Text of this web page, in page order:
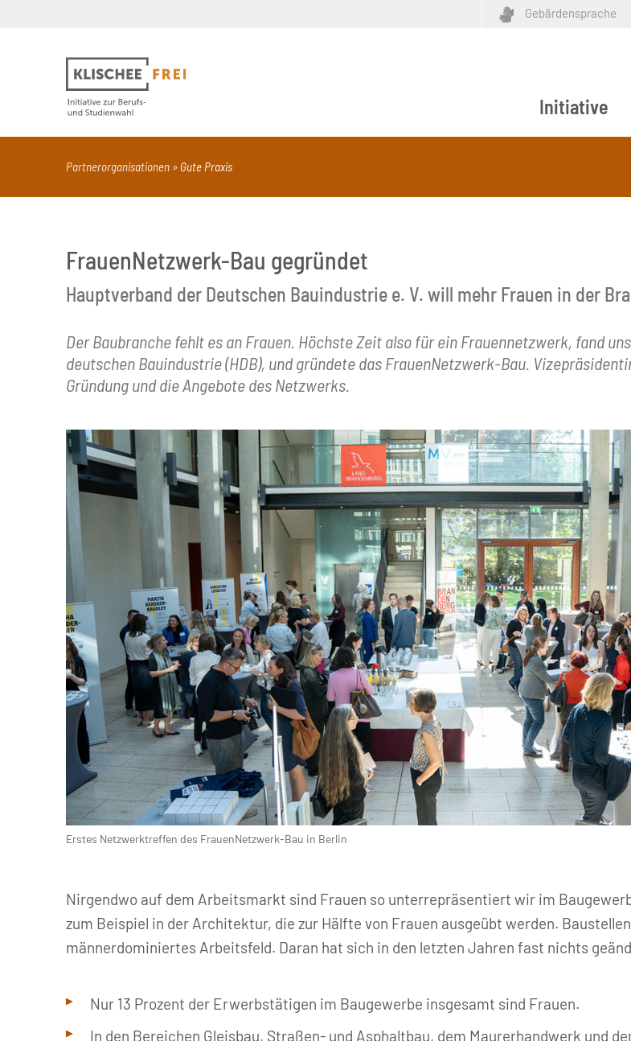
Gebärdensprache
Suchbegriff
Initiative
Partnerorganisationen Gute Praxis
FrauenNetzwerk-Bau gegründet
Hauptverband der Deutschen Bauindustrie e. V. will mehr Frauen in der
Der Baubranche fehlt es an Frauen. Höchste Zeit also für ein Frauennetzwerk, fand
deutschen Bauindustrie (HDB), und gründete das FrauenNetzwerk-Bau.
Gründung und die Angebote des Netzwerks.
© HDB | Strehlau
Erstes Netzwerktreffen des FrauenNetzwerk-Bau in Berlin
Nirgendwo auf dem Arbeitsmarkt sind Frauen so unterrepräsentiert wir im
zum Beispiel in der Architektur, die zur Hälfte von Frauen ausgeübt werden.
männerdominiertes Arbeitsfeld. Daran hat sich in den letzten Jahren fast nichts
Nur 13 Prozent der Erwerbstätigen im Baugewerbe insgesamt sind Frauen.
In den Bereichen Gleisbau, Straßen- und Asphaltbau, dem Maurerhandwerk und